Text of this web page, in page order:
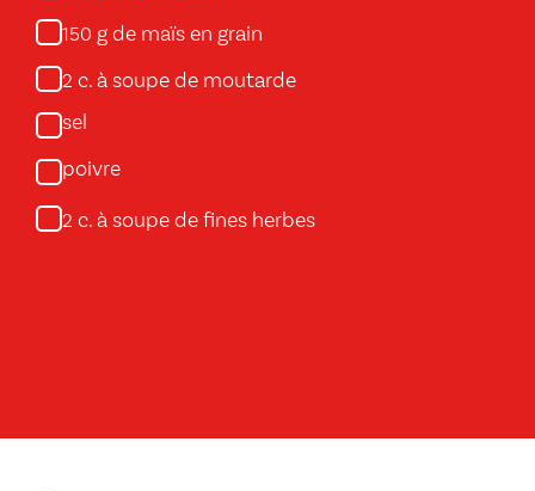
150 g de maïs en grain
2 c. à soupe de moutarde
sel
poivre
2 c. à soupe de fines herbes